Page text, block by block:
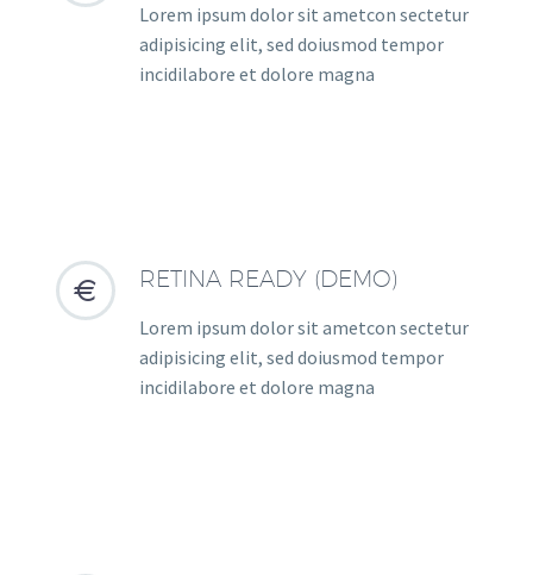
Lorem ipsum dolor sit ametcon sectetur
adipisicing elit, sed doiusmod tempor
incidilabore et dolore magna

 RETINA READY (DEMO)
Lorem ipsum dolor sit ametcon sectetur
adipisicing elit, sed doiusmod tempor
incidilabore et dolore magna